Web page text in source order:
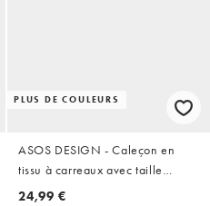
PLUS DE COULEURS
ASOS DESIGN - Caleçon en
tissu à carreaux avec taille
double - Marron et bleu
24,99 €